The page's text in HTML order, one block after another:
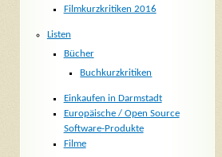
Filmkurzkritiken 2016
Listen
Bücher
Buchkurzkritiken
Einkaufen in Darmstadt
Europäische / Open Source
Software-Produkte
Filme